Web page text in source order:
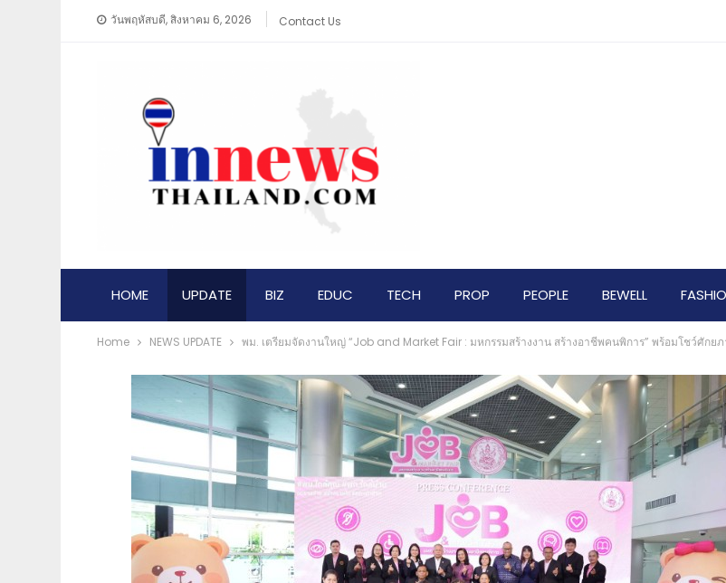
วันพฤหัสบดี, สิงหาคม 6, 2026 Contact Us
HOME UPDATE BIZ EDUC TECH PROP PEOPLE BEWELL
Home NEWS​ UPDATE พม. เตรียมจัดงานใหญ่ “Job and Market Fair : มหกรรมสร้างงาน สร้างอาชีพคนพิการ” พร้อมโชว์ศัก